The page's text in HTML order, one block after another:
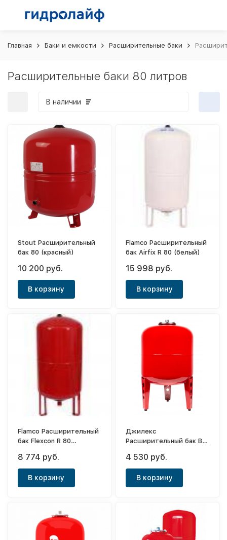
Главная Баки и емкости Расширительные баки
Расширительные баки 80 литров
В наличии
Stout Расширительный
бак 80 (красный)
10 200 руб.
В корзину
Flamco Расширительный
бак Airfix R 80 (белый)
15 998 руб.
В корзину
Flamco Расширительный
бак Flexcon R 80
8 774 руб.
В корзину
Джилекс
Расширительный бак В
производства)
4 530 руб.
В корзину